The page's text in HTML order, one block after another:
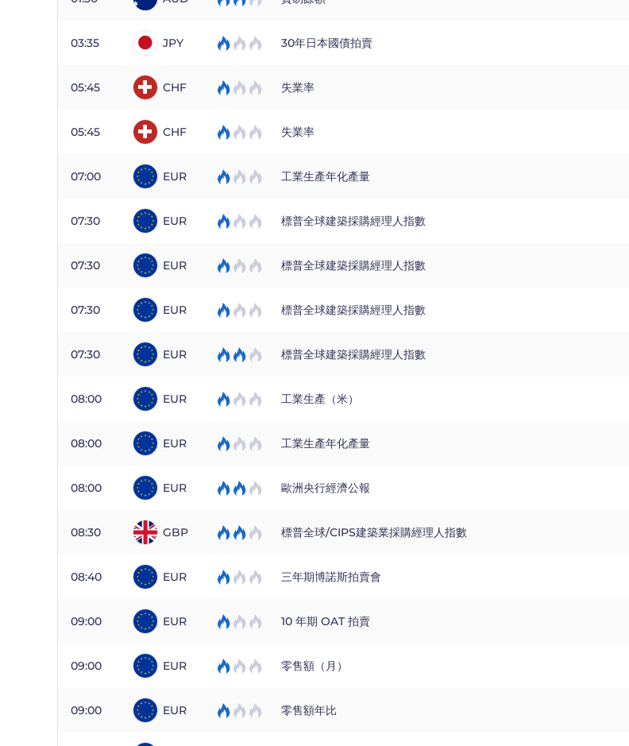
03:35 JPY 30年日本國債拍賣
05:45 CHF 失業率
05:45 CHF 失業率
07:00 EUR 工業生產年化產量
07:30 EUR 標普全球建築採購經理人指數
07:30 EUR 標普全球建築採購經理人指數
07:30 EUR 標普全球建築採購經理人指數
07:30 EUR 標普全球建築採購經理人指數
08:00 EUR 工業生產（米）
08:00 EUR 工業生產年化產量
08:00 EUR 歐洲央行經濟公報
08:30 GBP 標普全球/CIPS建築業採購經理人指數
08:40 EUR 三年期博諾斯拍賣會
09:00 EUR 10 年期 OAT 拍賣
09:00 EUR 零售額（月）
09:00 EUR 零售額年比